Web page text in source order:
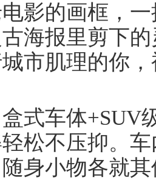
影的画框，
海报里剪下
市肌理的你，
车体+SUV
松不压抑。
身小物各就